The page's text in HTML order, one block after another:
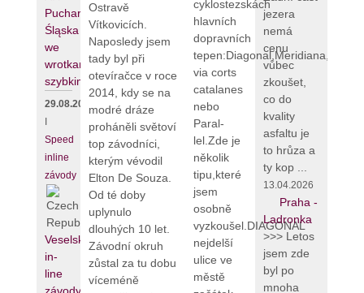
Puchar
Śląska
we
wrotkarstwie
szybkim
29.08.2026
Speed
inline
závody
Veselské
in-
line
Ostravě
Vítkovicích.
Naposledy jsem
tady byl při
otevíračce v roce
2014, kdy se na
modré dráze
proháněli světoví
top závodníci,
kterým vévodil
Elton De Souza.
Od té doby
uplynulo
dlouhých 10 let.
Závodní okruh
zůstal za tu dobu
víceméně
cyklostezskách
hlavních
dopravních
tepen:Diagonal,Meridiana,Gran
via corts
catalanes
nebo
Paral-
lel.Zde je
několik
tipu,které
jsem
osobně
vyzkoušel.DIAGONAL
nejdelší
ulice ve
městě
jezera
nemá
cenu
vůbec
zkoušet,
co do
kvality
asfaltu je
to hrůza a
ty kop ...
13.04.2026
Praha -
Ladronka
>>> Letos
jsem zde
byl po
mnoha